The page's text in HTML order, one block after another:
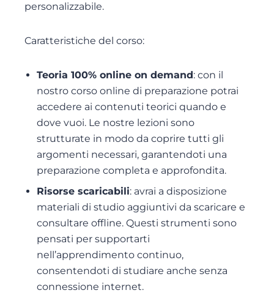
personalizzabile.
Caratteristiche del corso:
Teoria 100% online on demand: con il
nostro corso online di preparazione potrai
accedere ai contenuti teorici quando e
dove vuoi. Le nostre lezioni sono
strutturate in modo da coprire tutti gli
argomenti necessari, garantendoti una
preparazione completa e approfondita.
Risorse scaricabili: avrai a disposizione
materiali di studio aggiuntivi da scaricare e
consultare offline. Questi strumenti sono
pensati per supportarti
nell’apprendimento continuo,
consentendoti di studiare anche senza
connessione internet.